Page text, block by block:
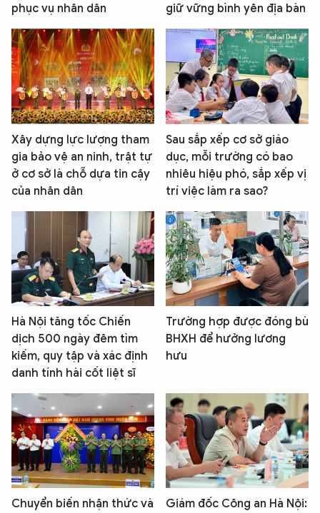
phục vụ nhân dân giữ vững bình yên địa bàn
Xây dựng lực lượng tham
gia bảo vệ an ninh, trật tự
ở cơ sở là chỗ dựa tin cậy
của nhân dân
Sau sắp xếp cơ sở giáo
dục, mỗi trường có bao
nhiêu hiệu phó, sắp xếp vị
trí việc làm ra sao?
Hà Nội tăng tốc Chiến
dịch 500 ngày đêm tìm
kiếm, quy tập và xác định
danh tính hài cốt liệt sĩ
Trường hợp được đóng bù
BHXH để hưởng lương
hưu
Chuyển biến nhận thức và
Giám đốc Công an Hà Nội:
XIN CHÀO,
TÔI LÀ CHATBOT CỦA
Hãy hỏi tôi bất kỳ điều gì bạn cần biết về
An Ninh Thủ Đô nhé. Tôi sẵn sàng hỗ trợ!